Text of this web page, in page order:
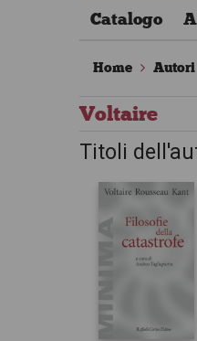
Catalogo
Home Autori
Voltaire
Titoli